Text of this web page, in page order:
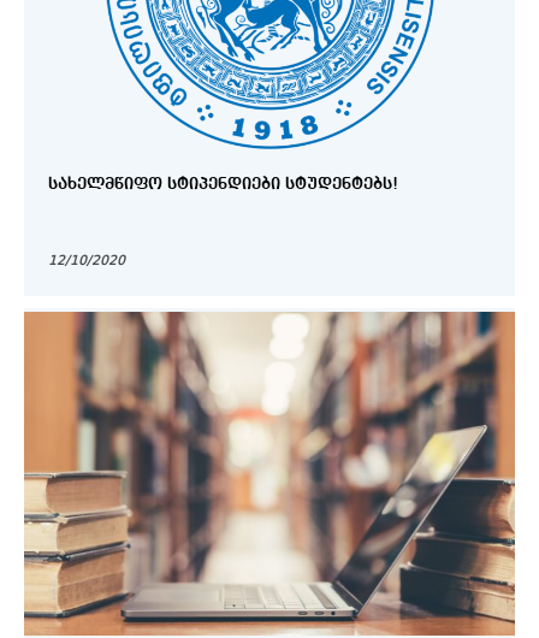
ᲡᲐᲮᲔᲚᲛᲬᲘᲤᲝ ᲡᲢᲘᲞᲔᲜᲓᲘᲔᲑᲘ ᲡᲢᲣᲓᲔᲜᲢᲔᲑᲡ!
12/10/2020